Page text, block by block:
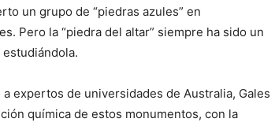
un grupo de “piedras azules” en
Pero la “piedra del altar” siempre ha sido un
expertos de universidades de Australia, Gales
química de estos monumentos, con la